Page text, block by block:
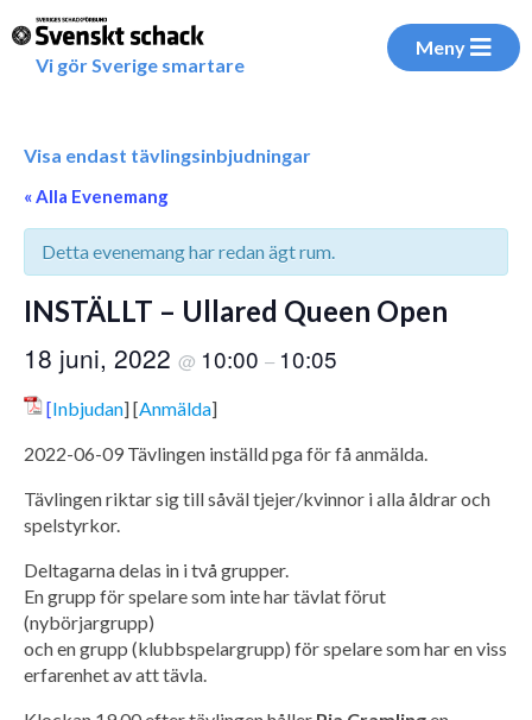
Vi gör Sverige smartare
Meny
Visa endast tävlingsinbjudningar
« Alla Evenemang
Detta evenemang har redan ägt rum.
INSTÄLLT – Ullared Queen Open
18 juni, 2022 @ 10:00 – 10:05
[Inbjudan] [Anmälda]
2022-06-09 Tävlingen inställd pga för få anmälda.
Tävlingen riktar sig till såväl tjejer/kvinnor i alla åldrar och
spelstyrkor.
Deltagarna delas in i två grupper.
En grupp för spelare som inte har tävlat förut
(nybörjargrupp)
och en grupp (klubbspelargrupp) för spelare som har en viss
erfarenhet av att tävla.